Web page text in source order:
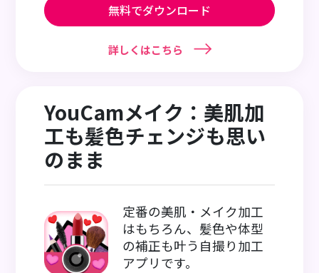
無料でダウンロード
詳しくはこちら
YouCamメイク：美肌加
工も髪色チェンジも思い
のまま
定番の美肌・メイク加工
はもちろん、髪色や体型
の補正も叶う自撮り加工
アプリです。